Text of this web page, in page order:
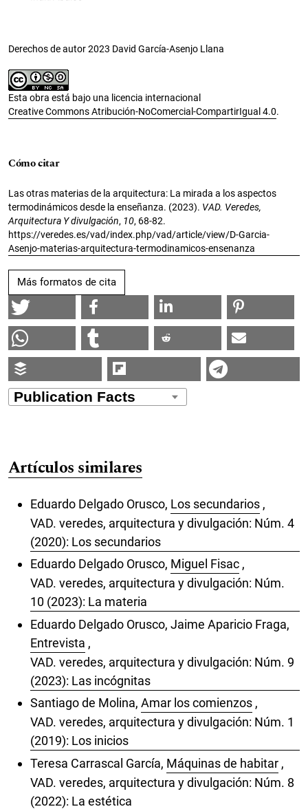
Derechos de autor 2023 David García-Asenjo Llana
Esta obra está bajo una licencia internacional
Creative Commons Atribución-NoComercial-CompartirIgual 4.0.
Cómo citar
Las otras materias de la arquitectura: La mirada a los aspectos
termodinámicos desde la enseñanza. (2023). VAD. Veredes,
Arquitectura Y divulgación, 10, 68-82.
https://veredes.es/vad/index.php/vad/article/view/D-Garcia-
Asenjo-materias-arquitectura-termodinamicos-ensenanza
Más formatos de cita
Artículos similares
Eduardo Delgado Orusco, Los secundarios ,
VAD. veredes, arquitectura y divulgación: Núm. 4
(2020): Los secundarios
Eduardo Delgado Orusco, Miguel Fisac ,
VAD. veredes, arquitectura y divulgación: Núm.
10 (2023): La materia
Eduardo Delgado Orusco, Jaime Aparicio Fraga,
Entrevista ,
VAD. veredes, arquitectura y divulgación: Núm. 9
(2023): Las incógnitas
Santiago de Molina, Amar los comienzos ,
VAD. veredes, arquitectura y divulgación: Núm. 1
(2019): Los inicios
Teresa Carrascal García, Máquinas de habitar ,
VAD. veredes, arquitectura y divulgación: Núm. 8
(2022): La estética